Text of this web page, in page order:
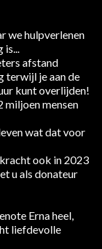
we hulpverlenen
is...
afstand
terwijl je aan de
kunt overlijden!
miljoen mensen
wat dat voor
ook in 2023
u als donateur
Erna heel,
liefdevolle